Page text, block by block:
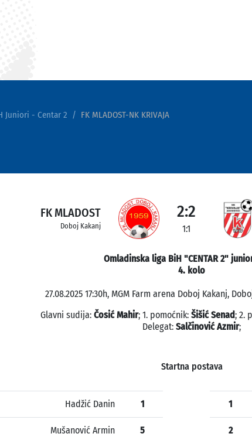
Juniori - Centar 2 FK MLADOST-NK KRIVAJA
FK MLADOST
Doboj Kakanj
2:2
1:1
Omladinska liga BiH "CENTAR 2"
4. kolo
27.08.2025 17:30h, MGM Farm arena Doboj Kakanj,
Glavni sudija: Čosić Mahir; 1. pomoćnik: Šišić Senad; 2.
Delegat: Salčinović Azmir;
Startna postava
Hadžić Danin 1
Mušanović Armin 5
1
2